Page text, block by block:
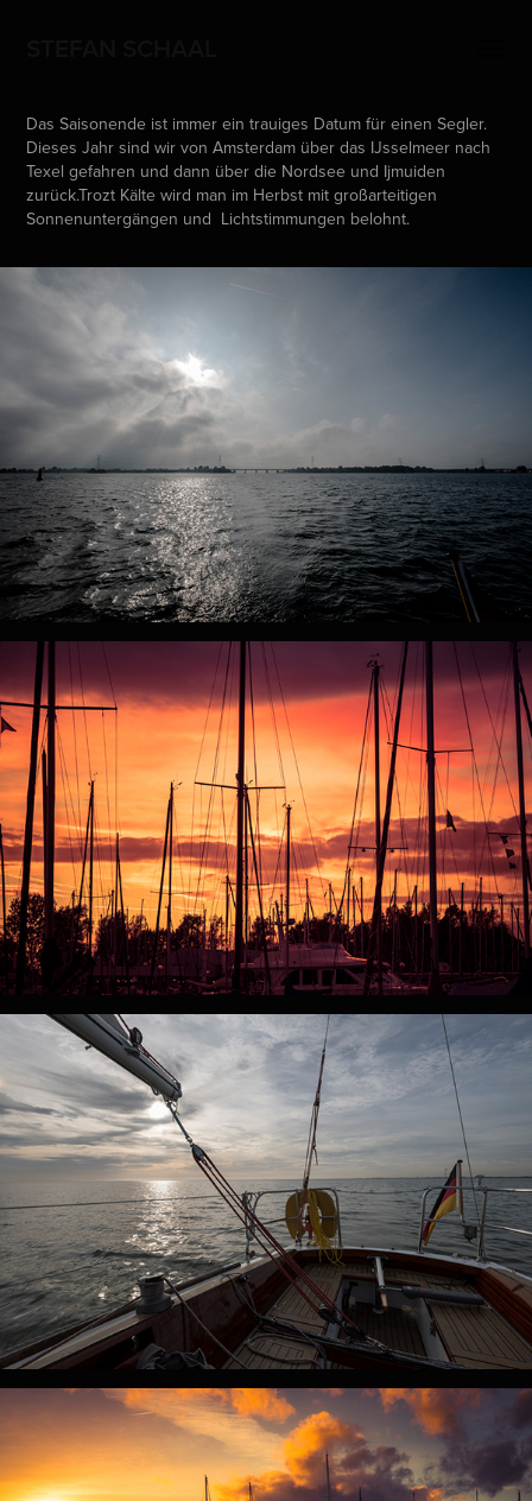
Das Saisonende ist immer ein trauiges Datum für einen Segler.
Dieses Jahr sind wir von Amsterdam über das IJsselmeer nach
Texel gefahren und dann über die Nordsee und Ijmuiden
zurück.Trozt Kälte wird man im Herbst mit großarteitigen
Sonnenuntergängen und Lichtstimmungen belohnt.